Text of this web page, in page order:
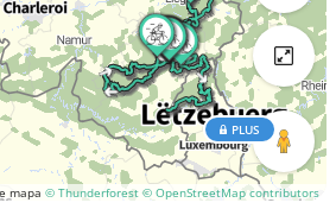
mapa © Thunderforest © OpenStreetMap contributors
PLUS